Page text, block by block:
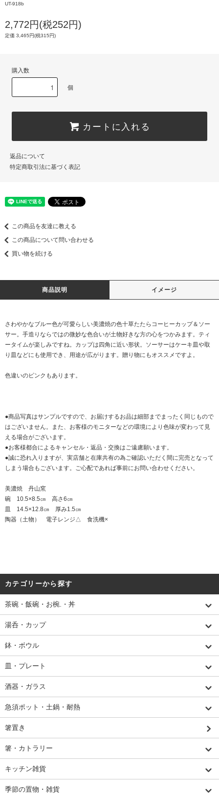
UT-918b
2,772円(税252円)
定価 3,465円(税315円)
購入数
個
カートに入れる
返品について
特定商取引法に基づく表記
この商品を友達に教える
この商品について問い合わせる
買い物を続ける
商品説明 イメージ
さわやかなブルー色が可愛らしい美濃焼の色十草たたらコーヒーカップ＆ソー
サー。手造りならではの微妙な色合いが土物好きな方の心をつかみます。ティ
ータイムが楽しみですね。カップは四角に近い形状。ソーサーはケーキ皿や取
り皿などにも使用でき、用途が広がります。贈り物にもオススメですよ。
色違いのピンクもあります。
●商品写真はサンプルですので、お届けするお品は細部までまったく同じもので
はございません。また、お客様のモニターなどの環境により色味が変わって見
える場合がございます。
●お客様都合によるキャンセル・返品・交換はご遠慮願います。
●誠に恐れ入りますが、実店舗と在庫共有の為ご確認いただく間に完売となって
しまう場合もございます。ご心配であれば事前にお問い合わせください。
美濃焼 丹山窯
碗 10.5×8.5㎝ 高さ6㎝
皿 14.5×12.8㎝ 厚み1.5㎝
陶器（土物） 電子レンジ△ 食洗機×
カテゴリーから探す
茶碗・飯碗・お椀.・丼
湯呑・カップ
鉢・ボウル
皿・プレート
酒器・ガラス
急須ポット・土鍋・耐熱
箸置き
箸・カトラリー
キッチン雑貨
季節の置物・雑貨